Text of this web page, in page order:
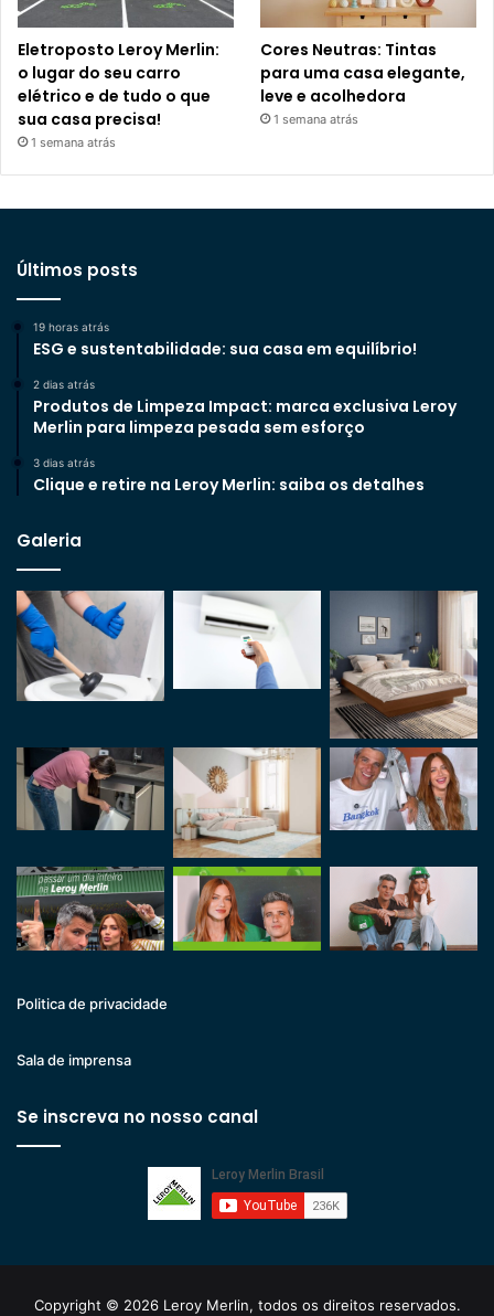
Eletroposto Leroy Merlin:
o lugar do seu carro
elétrico e de tudo o que
sua casa precisa!
1 semana atrás
Cores Neutras: Tintas
para uma casa elegante,
leve e acolhedora
1 semana atrás
Últimos posts
19 horas atrás
ESG e sustentabilidade: sua casa em equilíbrio!
2 dias atrás
Produtos de Limpeza Impact: marca exclusiva Leroy
Merlin para limpeza pesada sem esforço
3 dias atrás
Clique e retire na Leroy Merlin: saiba os detalhes
Galeria
Politica de privacidade
Sala de imprensa
Se inscreva no nosso canal
Copyright © 2026 Leroy Merlin, todos os direitos reservados.